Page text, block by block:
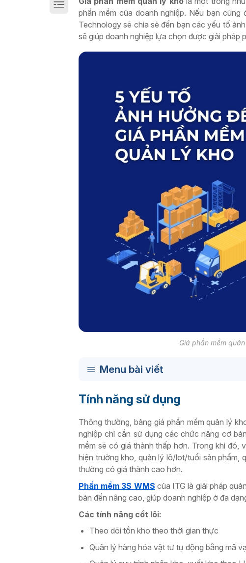
phần mềm của doanh nghiệp. Nếu bạn
Technology sẽ chia sẻ đến bạn các yếu tố
sẽ giúp doanh nghiệp lựa chọn được giải pháp
Giá phần mềm
Menu bài viết
Tính năng sử dụng
Thông thường, bảng giá phần mềm quản lý
nghiệp chỉ cần sử dụng các chức năng cơ
mềm sẽ có giá thành thấp hơn. Trong khi đó,
hiện trường kho, quản lý lô/lot/tuổi sản
thường có giá thành cao hơn.
Phần mềm 3S WMS của ITG là giải pháp
bản đến nâng cao, giúp doanh nghiệp ở đa
Các tính năng cốt lõi:
Theo dõi tồn kho theo thời gian thực
Quản lý hàng hóa vật tư tự động bằng mã